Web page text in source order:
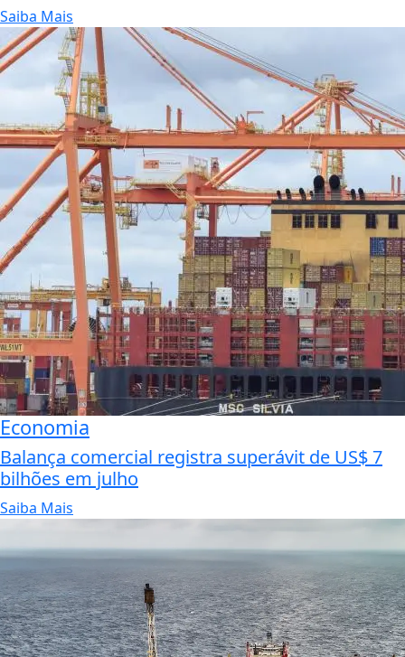
Saiba Mais
Economia
Balança comercial registra superávit de US$ 7
bilhões em julho
Saiba Mais